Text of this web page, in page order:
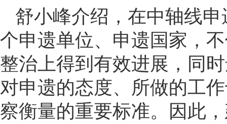
舒小峰介绍，在中轴线
个申遗单位、申遗国家，
整治上得到有效进展，同
对申遗的态度、所做的工
察衡量的重要标准。因此